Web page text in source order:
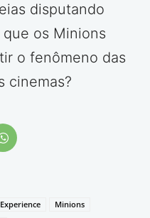
disputando
os Minions
o fenômeno das
cinemas?
Experience
Minions